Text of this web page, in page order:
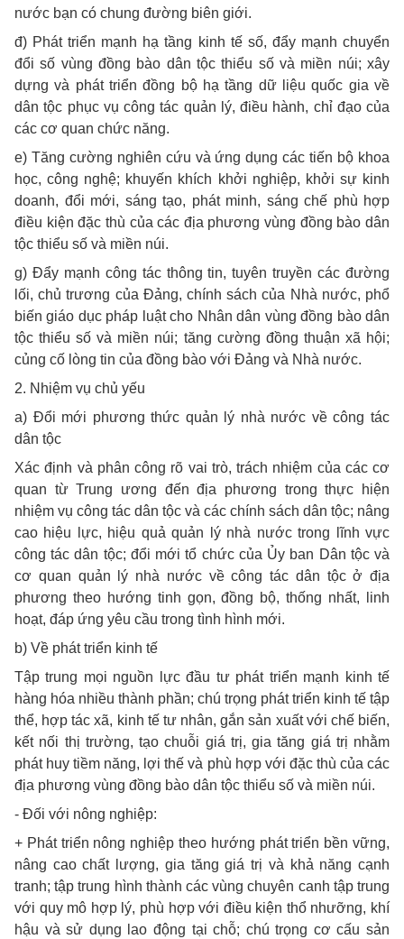
nước bạn có chung đường biên giới.
đ) Phát triển mạnh hạ tầng kinh tế số, đẩy mạnh chuyển
đổi số vùng đồng bào dân tộc thiểu số và miền núi; xây
dựng và phát triển đồng bộ hạ tầng dữ liệu quốc gia về
dân tộc phục vụ công tác quản lý, điều hành, chỉ đạo của
các cơ quan chức năng.
e) Tăng cường nghiên cứu và ứng dụng các tiến bộ khoa
học, công nghệ; khuyến khích khởi nghiệp, khởi sự kinh
doanh, đổi mới, sáng tạo, phát minh, sáng chế phù hợp
điều kiện đặc thù của các địa phương vùng đồng bào dân
tộc thiểu số và miền núi.
g) Đẩy mạnh công tác thông tin, tuyên truyền các đường
lối, chủ trương của Đảng, chính sách của Nhà nước, phổ
biến giáo dục pháp luật cho Nhân dân vùng đồng bào dân
tộc thiểu số và miền núi; tăng cường đồng thuận xã hội;
củng cố lòng tin của đồng bào với Đảng và Nhà nước.
2. Nhiệm vụ chủ yếu
a) Đổi mới phương thức quản lý nhà nước về công tác
dân tộc
Xác định và phân công rõ vai trò, trách nhiệm của các cơ
quan từ Trung ương đến địa phương trong thực hiện
nhiệm vụ công tác dân tộc và các chính sách dân tộc; nâng
cao hiệu lực, hiệu quả quản lý nhà nước trong lĩnh vực
công tác dân tộc; đổi mới tổ chức của Ủy ban Dân tộc và
cơ quan quản lý nhà nước về công tác dân tộc ở địa
phương theo hướng tinh gọn, đồng bộ, thống nhất, linh
hoạt, đáp ứng yêu cầu trong tình hình mới.
b) Về phát triển kinh tế
Tập trung mọi nguồn lực đầu tư phát triển mạnh kinh tế
hàng hóa nhiều thành phần; chú trọng phát triển kinh tế tập
thể, hợp tác xã, kinh tế tư nhân, gắn sản xuất với chế biến,
kết nối thị trường, tạo chuỗi giá trị, gia tăng giá trị nhằm
phát huy tiềm năng, lợi thế và phù hợp với đặc thù của các
địa phương vùng đồng bào dân tộc thiểu số và miền núi.
- Đối với nông nghiệp:
+ Phát triển nông nghiệp theo hướng phát triển bền vững,
nâng cao chất lượng, gia tăng giá trị và khả năng cạnh
tranh; tập trung hình thành các vùng chuyên canh tập trung
với quy mô hợp lý, phù hợp với điều kiện thổ nhưỡng, khí
hậu và sử dụng lao động tại chỗ; chú trọng cơ cấu sản